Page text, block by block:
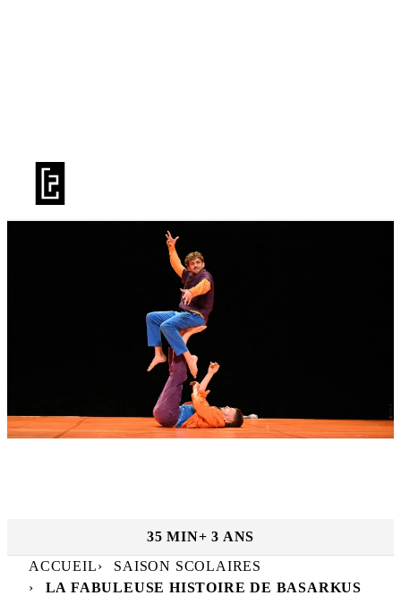
PRATIQUE
LIVRET DE SAISON
35 MIN+ 3 ANS
ACCUEIL
SAISON SCOLAIRES
LA FABULEUSE HISTOIRE DE BASARKUS